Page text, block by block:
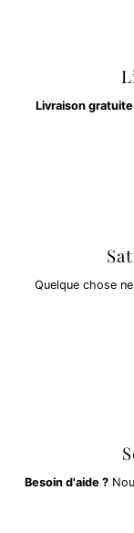
Livraison gratuite
Quelque chose
Besoin d'aide ?